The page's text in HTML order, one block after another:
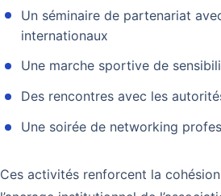
Un séminaire de partenariat
internationaux
Une marche sportive de
Des rencontres avec les
Une soirée de networking
Ces activités renforcent la